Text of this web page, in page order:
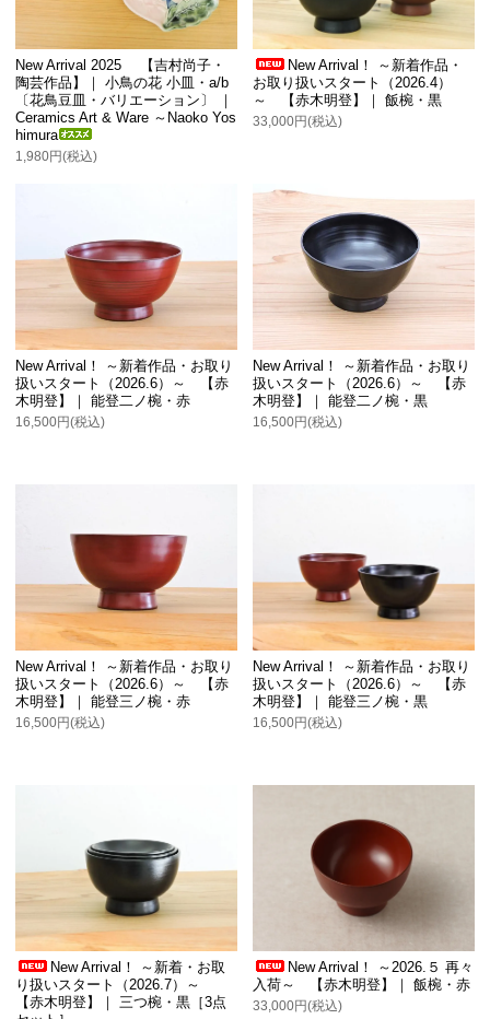
New Arrival 2025 【吉村尚子・
陶芸作品】｜ 小鳥の花 小皿・a/b
〔花鳥豆皿・バリエーション〕 ｜
Ceramics Art & Ware ～Naoko Yos
himura
1,980円(税込)
New Arrival！ ～新着作品・
お取り扱いスタート（2026.4）
～ 【赤木明登】｜ 飯椀・黒
33,000円(税込)
New Arrival！ ～新着作品・お取り
扱いスタート（2026.6）～ 【赤
木明登】｜ 能登二ノ椀・赤
16,500円(税込)
New Arrival！ ～新着作品・お取り
扱いスタート（2026.6）～ 【赤
木明登】｜ 能登二ノ椀・黒
16,500円(税込)
New Arrival！ ～新着作品・お取り
扱いスタート（2026.6）～ 【赤
木明登】｜ 能登三ノ椀・赤
16,500円(税込)
New Arrival！ ～新着作品・お取り
扱いスタート（2026.6）～ 【赤
木明登】｜ 能登三ノ椀・黒
16,500円(税込)
New Arrival！ ～新着・お取
り扱いスタート（2026.7）～
【赤木明登】｜ 三つ椀・黒［3点
New Arrival！ ～2026.５ 再々
入荷～ 【赤木明登】｜ 飯椀・赤
33,000円(税込)